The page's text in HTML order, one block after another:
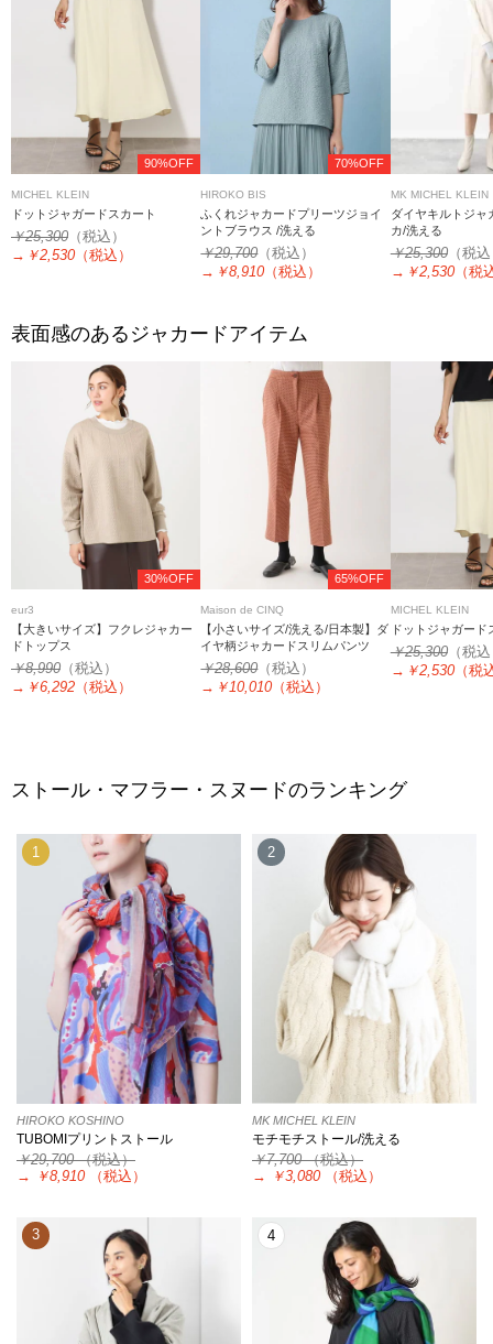
90%OFF
MICHEL KLEIN
ドットジャガードスカート
￥25,300 （税込）
→ ￥2,530 （税込）
70%OFF
HIROKO BIS
ふくれジャカードプリーツジョイ
ントブラウス /洗える
￥29,700（税込）
→ ￥8,910 （税込）
MK MICHEL KLEIN
ダイヤキルトジャ
カ/洗える
￥25,300（税
→ ￥2,530（税
表面感のあるジャカードアイテム
30%OFF
eur3
【大きいサイズ】フクレジャカー
ドトップス
￥8,990 （税込）
→ ￥6,292 （税込）
65%OFF
Maison de CINQ
【小さいサイズ/洗える/日本製】ダ
イヤ柄ジャカードスリムパンツ
￥28,600（税込）
→ ￥10,010 （税込）
MICHEL KLEIN
ドットジャガード
￥25,300（税
→ ￥2,530（税
ストール・マフラー・スヌードのランキング
1
HIROKO KOSHINO
TUBOMIプリントストール
￥29,700（税込）
→
￥8,910 （税込）
2
MK MICHEL KLEIN
モチモチストール/洗える
￥7,700（税込）
→
￥3,080 （税込）
3 4